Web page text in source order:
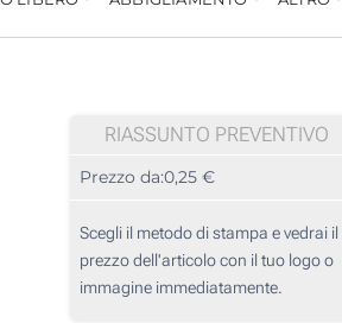
RIASSUNTO PREVENTIVO
Prezzo da:0,25 €
Scegli il metodo di stampa e vedrai il
prezzo dell'articolo con il tuo logo o
immagine immediatamente.